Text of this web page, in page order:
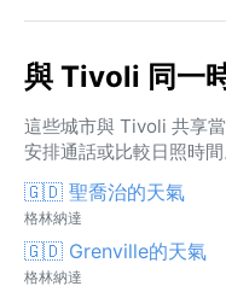
與 Tivoli 同一
這些城市與 Tivoli 共享
安排通話或比較日照時間
🇬🇩 聖喬治的天氣
格林納達
🇬🇩 Grenville的天氣
格林納達